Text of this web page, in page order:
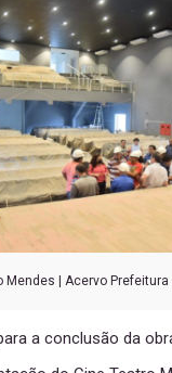
Mendes | Acervo Prefeitura
a conclusão da